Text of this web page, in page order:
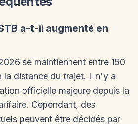
a-t-il augmenté en
se maintiennent entre 150
la distance du trajet. Il n'y a
officielle majeure depuis la
Cependant, des
peuvent être décidés par